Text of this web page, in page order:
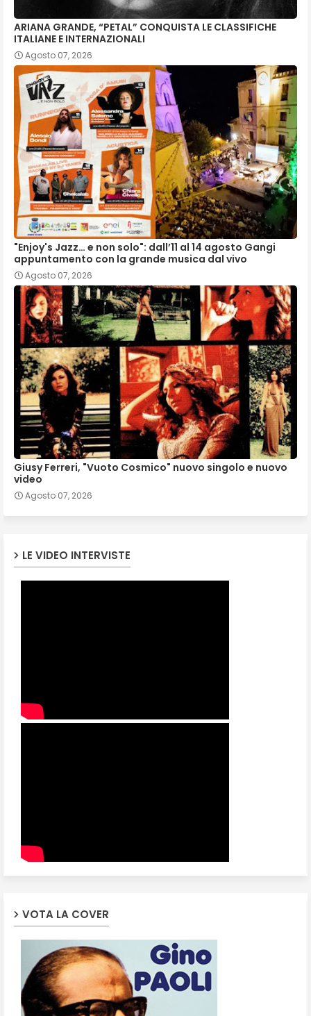
ARIANA GRANDE, “PETAL” CONQUISTA LE CLASSIFICHE
ITALIANE E INTERNAZIONALI
Agosto 07, 2026
"Enjoy's Jazz… e non solo": dall’11 al 14 agosto Gangi
appuntamento con la grande musica dal vivo
Agosto 07, 2026
Giusy Ferreri, "Vuoto Cosmico" nuovo singolo e nuovo
video
Agosto 07, 2026
LE VIDEO INTERVISTE
VOTA LA COVER